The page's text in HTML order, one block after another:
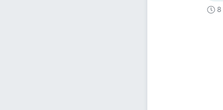
8